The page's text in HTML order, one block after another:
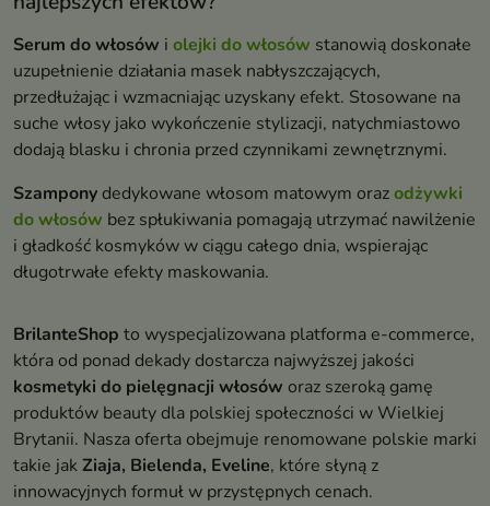
Serum do włosów i olejki do włosów stanowią doskonałe
uzupełnienie działania masek nabłyszczających,
przedłużając i wzmacniając uzyskany efekt. Stosowane na
suche włosy jako wykończenie stylizacji, natychmiastowo
dodają blasku i chronia przed czynnikami zewnętrznymi.
Szamponydedykowane włosom matowym orazodżywki
do włosów bez spłukiwania pomagają utrzymać nawilżenie
i gładkość kosmyków w ciągu całego dnia, wspierając
długotrwałe efekty maskowania.
BrilanteShop to wyspecjalizowana platforma e-commerce,
która od ponad dekady dostarcza najwyższej jakości
kosmetyki do pielęgnacji włosów oraz szeroką gamę
produktów beauty dla polskiej społeczności w Wielkiej
Brytanii. Nasza oferta obejmuje renomowane polskie marki
takie jakZiaja, Bielenda, Eveline, które słyną z
innowacyjnych formuł w przystępnych cenach.